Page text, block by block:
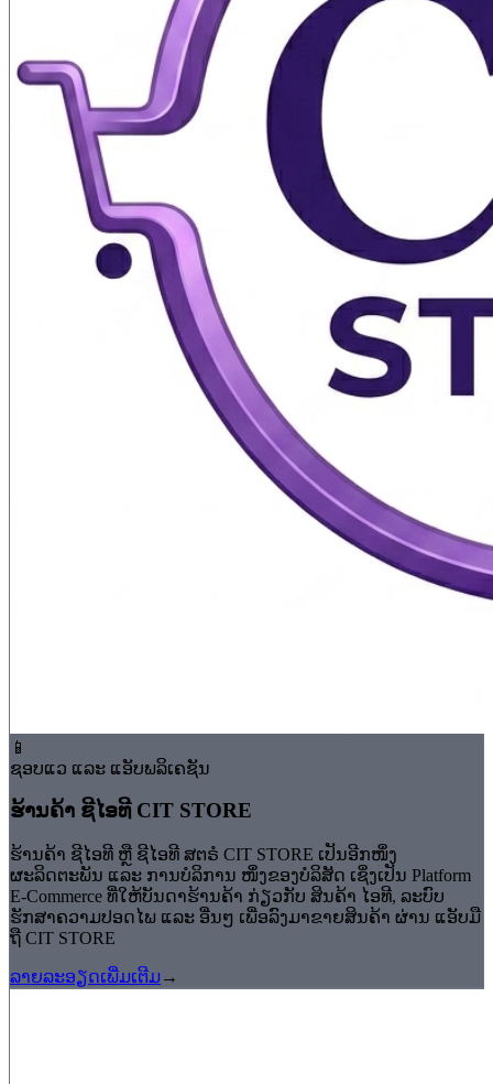
📱
ຊອບແວ ແລະ ແອັບພລິເຄຊັນ
ຮ້ານຄ້າ ຊີໄອທີ CIT STORE
ຮ້ານຄ້າ ຊີໄອທີ ຫຼື ຊີໄອທີ ສຕຣໍ CIT STORE ເປັນອີກໜຶ່ງ
ຜະລິດຕະພັນ ແລະ ການບໍລິການ ໜຶ່ງຂອງບໍລິສັດ ເຊິ່ງເປັນ Platform
E-Commerce ທີ່ໃຫ້ບັນດາຮ້ານຄ້າ ກ່ຽວກັບ ສິນຄ້າ ໄອທີ, ລະບົບ
ຮັກສາຄວາມປອດໄພ ແລະ ອື່ນໆ ເພື່ອລົງມາຂາຍສິນຄ້າ ຜ່ານ ແອັບມື
ຖື CIT STORE
ລາຍລະອຽດເພີ່ມເຕີມ →